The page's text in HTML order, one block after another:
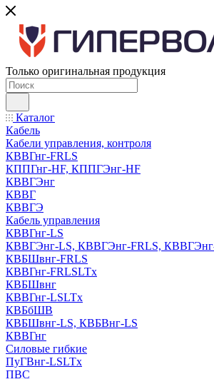
Только оригинальная продукция
Каталог
Кабель
Кабели управления, контроля
КВВГнг-FRLS
КППГнг-HF, КППГЭнг-HF
КВВГЭнг
КВВГ
КВВГЭ
Кабель управления
КВВГнг-LS
КВВГЭнг-LS, КВВГЭнг-FRLS,
КВБШвнг-FRLS
КВВГнг-FRLSLTx
КВБШвнг
КВВГнг-LSLTx
КВБбШВ
КВБШвнг-LS, КВБВнг-LS
КВВГнг
Силовые гибкие
ПуГВнг-LSLTx
ПВС